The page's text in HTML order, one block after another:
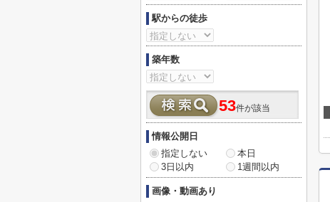
駅からの徒歩
築年数
53件が該当
情報公開日
指定しない
本日
3日以内
1週間以内
画像・動画あり